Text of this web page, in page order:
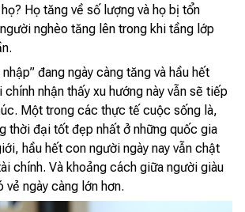
Họ tăng về số lượng và họ bị tổn
nghèo tăng lên trong khi tầng lớp
đang ngày càng tăng và hầu hết
nhận thấy xu hướng này vẫn sẽ tiếp
Một trong các thực tế cuộc sống là,
thời đại tốt đẹp nhất ở những quốc gia
hầu hết con người ngày nay vẫn chật
chính. Và khoảng cách giữa người giàu
vẻ ngày càng lớn hơn.